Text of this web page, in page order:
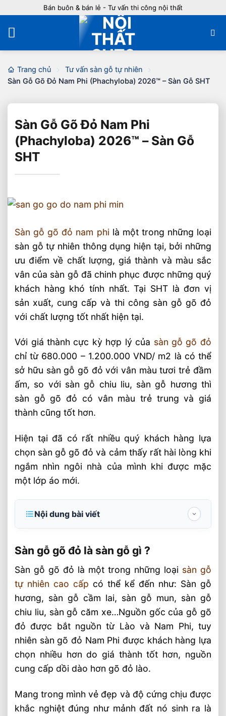
nội
dung
Bán buôn & bán lẻ - Tư vấn thi công nội thất
Trang chủ
Tư vấn sàn gỗ tự nhiên
Sàn Gỗ Gõ Đỏ Nam Phi (Phachyloba) 2026™ – Sàn Gỗ SHT
Sàn Gỗ Gõ Đỏ Nam Phi
(Phachyloba) 2026™ – Sàn Gỗ
SHT
Sàn gỗ gõ đỏ nam phi là một trong những loại
sàn gỗ tự nhiên thông dụng hiện tại, bởi những
ưu điểm về chất lượng, giá thành và màu sắc
vân của sàn gỗ đã chinh phục được những quý
khách hàng khó tính nhất. Tại SHT là đơn vị
sản xuất, cung cấp và thi công sàn gỗ gõ đỏ
với chất lượng tốt nhất hiện tại.
Với giá thành cực kỳ hợp lý của sàn gỗ gõ đỏ
chỉ từ 680.000 – 1.200.000 VND/ m2 là có thể
sở hữu sàn gỗ gõ đỏ với vân màu tươi trẻ đầm
ấm, so với sàn gỗ chiu liu, sàn gỗ hương thì
sàn gỗ gõ đỏ có vân màu trẻ trung và giá
thành cũng tốt hơn.
Hiện tại đã có rất nhiều quý khách hàng lựa
chọn sàn gỗ gõ đỏ và cảm thấy rất hài lòng khi
ngắm nhìn ngôi nhà của mình khi được mặc
một lớp áo mới.
Nội dung bài viết
Nội thất gỗ gõ đỏ Nam Phi
Quy trình sản xuất sàn gỗ gõ đỏ tại nhà
máy sản xuất sàn gỗ SHT
Video nhà máy sản xuất sàn gỗ tự nhiên
SHT
Sàn gỗ Gõ Đỏ Nam Phi chuẩn đẹp phù hợp
với mọi không gian
Những ưu điểm của sàn gỗ gõ đỏ Nam
So sánh sàn gỗ gõ đỏ Nam Phi với các
loại sàn gỗ tự nhiên khác
Sàn gỗ gõ đỏ là sàn gỗ gì ?
Sàn gỗ gõ đỏ là một trong những loại sàn gỗ
tự nhiên cao cấp có thể kể đến như: Sàn gỗ
hương, sàn gỗ cầm lai, sàn gỗ mun, sàn gỗ
chiu liu, sàn gỗ căm xe…Nguồn gốc của gỗ gõ
đỏ được bắt nguồn từ Lào và Nam Phi, tuy
nhiên sàn gõ đỏ Nam Phi được khách hàng lựa
chọn nhiều hơn do giá thành tốt hơn, nguồn
cung cấp dồi dào hơn gõ đỏ lào.
Mang trong mình vẻ đẹp và độ cứng chịu được
khắc nghiệt đúng như mảnh đất nó sinh ra là